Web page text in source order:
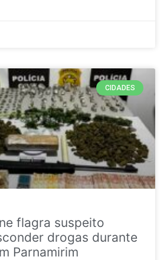
CIDADES
flagra suspeito
drogas durante
Parnamirim